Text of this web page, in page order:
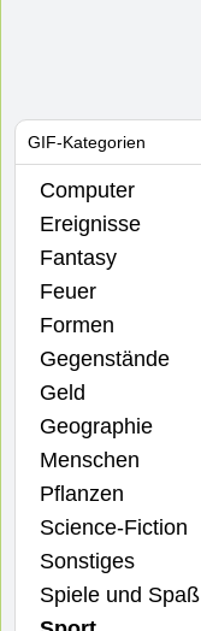
GIF-Kategorien
Computer
Ereignisse
Fantasy
Feuer
Formen
Gegenstände
Geld
Geographie
Menschen
Pflanzen
Science-Fiction
Sonstiges
Spiele und Spaß